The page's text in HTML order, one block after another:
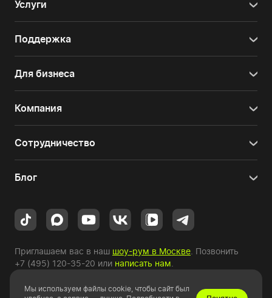
Услуги
Поддержка
Для бизнеса
Компания
Сотрудничество
Блог
Приглашаем вас в наш шоу-рум в Москве . Позвонить
+7 (495) 120-35-20 или написать нам
Copyright © 2010-2026 HYPERPC.
Мы используем файлы cookie, чтобы сайт был